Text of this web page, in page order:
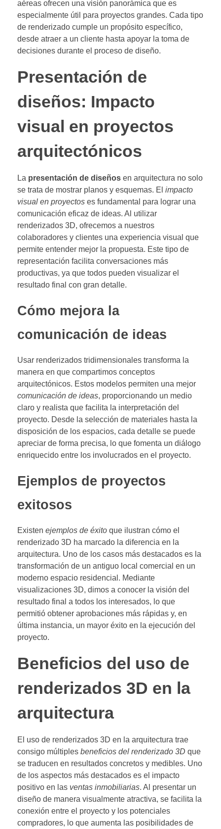
aéreas ofrecen una visión panorámica que es
especialmente útil para proyectos grandes. Cada tipo
de renderizado cumple un propósito específico,
desde atraer a un cliente hasta apoyar la toma de
decisiones durante el proceso de diseño.
Presentación de
diseños: Impacto
visual en proyectos
arquitectónicos
La presentación de diseños en arquitectura no solo
se trata de mostrar planos y esquemas. El impacto
visual en proyectos es fundamental para lograr una
comunicación eficaz de ideas. Al utilizar
renderizados 3D, ofrecemos a nuestros
colaboradores y clientes una experiencia visual que
permite entender mejor la propuesta. Este tipo de
representación facilita conversaciones más
productivas, ya que todos pueden visualizar el
resultado final con gran detalle.
Cómo mejora la
comunicación de ideas
Usar renderizados tridimensionales transforma la
manera en que compartimos conceptos
arquitectónicos. Estos modelos permiten una mejor
comunicación de ideas, proporcionando un medio
claro y realista que facilita la interpretación del
proyecto. Desde la selección de materiales hasta la
disposición de los espacios, cada detalle se puede
apreciar de forma precisa, lo que fomenta un diálogo
enriquecido entre los involucrados en el proyecto.
Ejemplos de proyectos
exitosos
Existen ejemplos de éxito que ilustran cómo el
renderizado 3D ha marcado la diferencia en la
arquitectura. Uno de los casos más destacados es la
transformación de un antiguo local comercial en un
moderno espacio residencial. Mediante
visualizaciones 3D, dimos a conocer la visión del
resultado final a todos los interesados, lo que
permitió obtener aprobaciones más rápidas y, en
última instancia, un mayor éxito en la ejecución del
proyecto.
Beneficios del uso de
renderizados 3D en la
arquitectura
El uso de renderizados 3D en la arquitectura trae
consigo múltiples beneficios del renderizado 3D que
se traducen en resultados concretos y medibles. Uno
de los aspectos más destacados es el impacto
positivo en las ventas inmobiliarias. Al presentar un
diseño de manera visualmente atractiva, se facilita la
conexión entre el proyecto y los potenciales
compradores, lo que aumenta las posibilidades de